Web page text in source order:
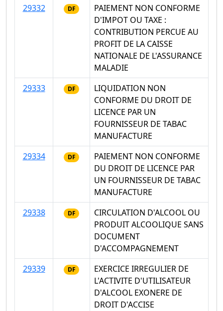
29332
DF
PAIEMENT NON CONFORME
D'IMPOT OU TAXE :
CONTRIBUTION PERCUE AU
PROFIT DE LA CAISSE
NATIONALE DE L'ASSURANCE
MALADIE
29333
DF
LIQUIDATION NON
CONFORME DU DROIT DE
LICENCE PAR UN
FOURNISSEUR DE TABAC
MANUFACTURE
29334
DF
PAIEMENT NON CONFORME
DU DROIT DE LICENCE PAR
UN FOURNISSEUR DE TABAC
MANUFACTURE
29338
DF
CIRCULATION D'ALCOOL OU
PRODUIT ALCOOLIQUE SANS
DOCUMENT
D'ACCOMPAGNEMENT
29339
DF
EXERCICE IRREGULIER DE
L'ACTIVITE D'UTILISATEUR
D'ALCOOL EXONERE DE
DROIT D'ACCISE